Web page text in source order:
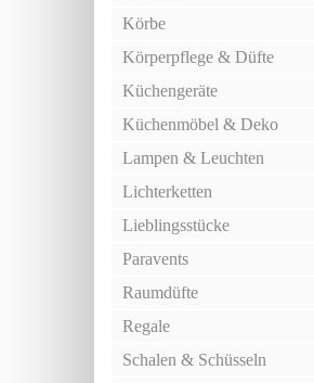
Körbe
Körperpflege & Düfte
Küchengeräte
Küchenmöbel & Deko
Lampen & Leuchten
Lichterketten
Lieblingsstücke
Paravents
Raumdüfte
Regale
Schalen & Schüsseln